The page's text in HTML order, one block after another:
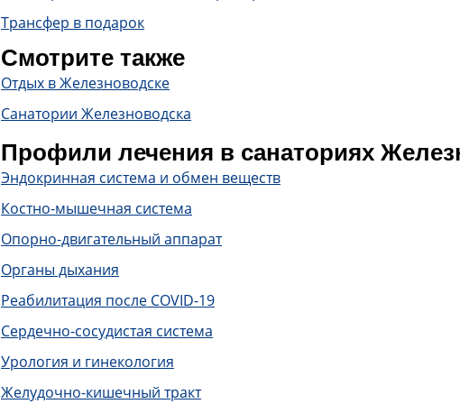
Трансфер в подарок
Смотрите также
Отдых в Железноводске
Санатории Железноводска
Профили лечения в санаториях
Эндокринная система и обмен веществ
Костно-мышечная система
Опорно-двигательный аппарат
Органы дыхания
Реабилитация после COVID-19
Сердечно-сосудистая система
Урология и гинекология
Желудочно-кишечный тракт